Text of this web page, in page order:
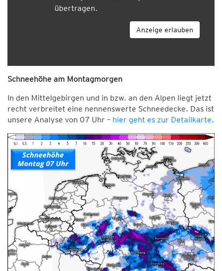
übertragen.
Anzeige erlauben
Schneehöhe am Montagmorgen
In den Mittelgebirgen und in bzw. an den Alpen liegt jetzt
recht verbreitet eine nennenswerte Schneedecke. Das ist
unsere Analyse von 07 Uhr – hier geht es zur Detailkarte.